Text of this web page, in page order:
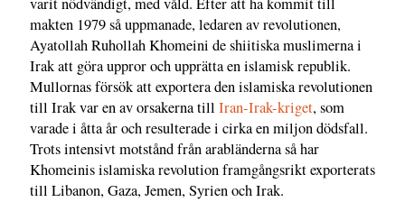
makten 1979 så uppmanade, ledaren av revolutionen,
Ayatollah Ruhollah Khomeini de shiitiska muslimerna i
Irak att göra uppror och upprätta en islamisk republik.
Mullornas försök att exportera den islamiska revolutionen
till Irak var en av orsakerna till Iran-Irak-kriget, som
varade i åtta år och resulterade i cirka en miljon dödsfall.
Trots intensivt motstånd från arabländerna så har
Khomeinis islamiska revolution framgångsrikt exporterats
till Libanon, Gaza, Jemen, Syrien och Irak.